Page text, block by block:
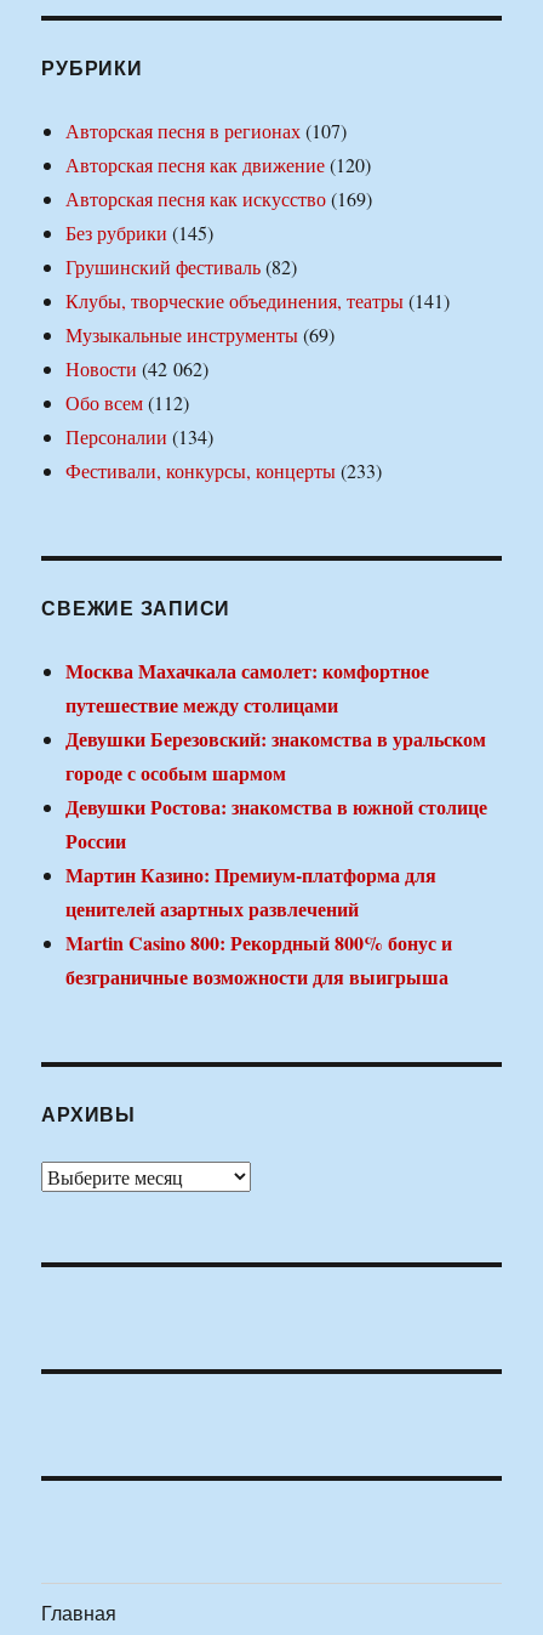
РУБРИКИ
Авторская песня в регионах(107)
Авторская песня как движение(120)
Авторская песня как искусство(169)
Без рубрики (145)
Грушинский фестиваль(82)
Клубы, творческие объединения, театры(141)
Музыкальные инструменты(69)
Новости (42 062)
Обо всем(112)
Персоналии (134)
Фестивали, конкурсы, концерты(233)
СВЕЖИЕ ЗАПИСИ
Москва Махачкала самолет: комфортное
путешествие между столицами
Девушки Березовский: знакомства в уральском
городе с особым шармом
Девушки Ростова: знакомства в южной столице
России
Мартин Казино: Премиум-платформа для
ценителей азартных развлечений
Martin Casino 800: Рекордный 800% бонус и
безграничные возможности для выигрыша
АРХИВЫ
Архивы
Главная